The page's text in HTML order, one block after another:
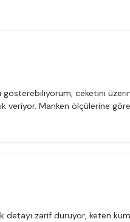
gösterebiliyorum, ceketini
veriyor. Manken ölçülerine
zarif duruyor, keten